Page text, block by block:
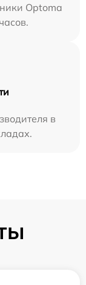
Optoma
в